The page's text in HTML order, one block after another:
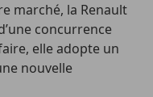
marché, la Renault
concurrence
elle adopte un
nouvelle